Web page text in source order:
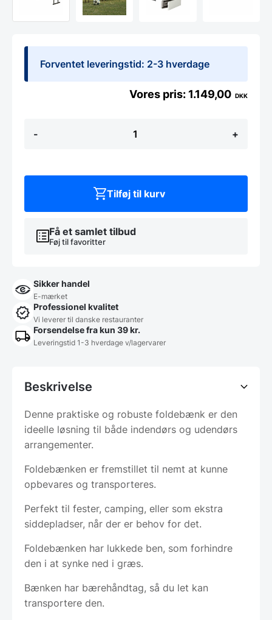
Forventet leveringstid: 2-3 hverdage
-
foldebænk
+
1.149,00 DKK
Få et samlet tilbud
Føj til favoritter
Tilføj til kurv
Sikker handel
E-mærket
Professionel kvalitet
Vi leverer til danske restauranter
Forsendelse fra kun 39 kr.
Leveringstid 1-3 hverdage v/lagervarer
Beskrivelse
Denne praktiske og robuste foldebænk er den
ideelle løsning til både indendørs og udendørs
arrangementer.
Foldebænken er fremstillet til nemt at kunne
opbevares og transporteres.
Perfekt til fester, camping, eller som ekstra
siddepladser, når der er behov for det.
Foldebænken har lukkede ben, som forhindre
den i at synke ned i græs.
Bænken har bærehåndtag, så du let kan
transportere den.